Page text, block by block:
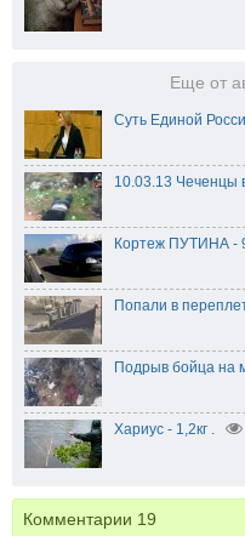
Еще от
Суть Единой
10.03.13 Чеченцы
Кортеж ПУТИНА -
Попали в
Подрыв бойца на
Хариус - 1,2кг .
Комментарии 19